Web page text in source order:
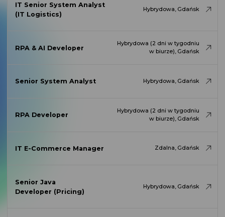
IT Senior System Analyst
(IT Logistics)
Hybrydowa, Gdańsk
RPA & AI Developer
Hybrydowa (2 dni w tygodniu
w biurze), Gdańsk
Senior System Analyst Hybrydowa, Gdańsk
RPA Developer
Hybrydowa (2 dni w tygodniu
w biurze), Gdańsk
IT E-Commerce Manager Zdalna, Gdańsk
Senior Java
Developer (Pricing)
Hybrydowa, Gdańsk